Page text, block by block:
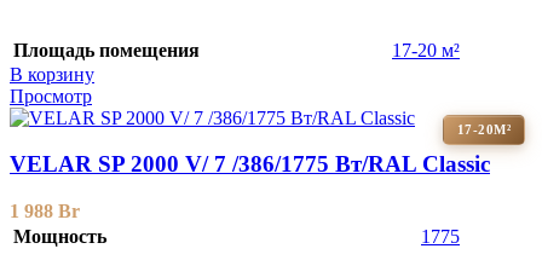
Площадь помещения
17-20 м²
В корзину
Просмотр
17-20М²
VELAR SP 2000 V/ 7 /386/1775 Вт/RAL Classic
1 988 Br
Мощность
1775